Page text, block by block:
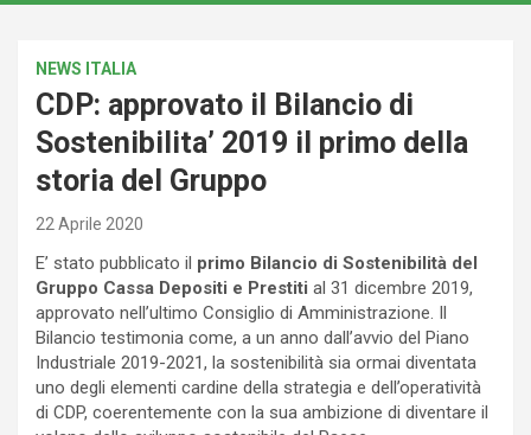
NEWS ITALIA
CDP: approvato il Bilancio di
Sostenibilita’ 2019 il primo della
storia del Gruppo
22 Aprile 2020
E’ stato pubblicato il primo Bilancio di Sostenibilità del
Gruppo Cassa Depositi e Prestiti al 31 dicembre 2019,
approvato nell’ultimo Consiglio di Amministrazione. Il
Bilancio testimonia come, a un anno dall’avvio del Piano
Industriale 2019-2021, la sostenibilità sia ormai diventata
uno degli elementi cardine della strategia e dell’operatività
di CDP, coerentemente con la sua ambizione di diventare il